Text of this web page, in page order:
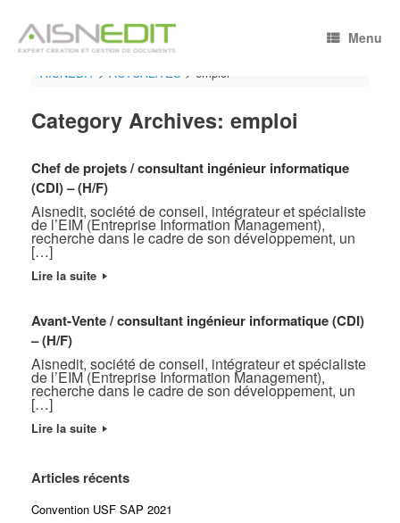
content
Menu
AISNEDIT > ACTUALITÉS > emploi
Category Archives: emploi
Chef de projets / consultant ingénieur informatique
(CDI) – (H/F)
Aisnedit, société de conseil, intégrateur et spécialiste
de l’EIM (Entreprise Information Management),
recherche dans le cadre de son développement, un
[…]
Lire la suite
Avant-Vente / consultant ingénieur informatique (CDI)
– (H/F)
Aisnedit, société de conseil, intégrateur et spécialiste
de l’EIM (Entreprise Information Management),
recherche dans le cadre de son développement, un
[…]
Lire la suite
Articles récents
Convention USF SAP 2021